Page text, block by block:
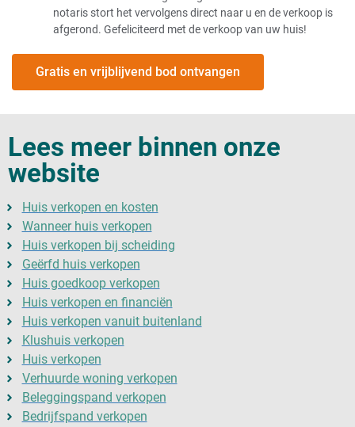
hypotheekwaarde
Huis onder de prijs verkopen
Huis verkopen in de bijstand
Huis verkopen waar beslag op ligt
Huis zonder hypotheekschuld
verkopen
Huis verkopen als de lening nog
loopt?
Huis verkopen met restschuld
zonder NHG
Huis verkopen met
problemen
Huis minder waard door buren
Aso buren en uw huis verkopen?
Huis onderhands verkopen
Onverkoopbaar huis verkopen
Huis snel verkopen na aankoop
Huis in onverdeeldheid verkopen
Huis verkopen met lopende
rechtszaak
verkoop
Verkoop woning
makelaarskosten aftrekbaar
Kosten verkoop huis binnen 3 jaar
Gemiddelde kosten huis
Kosten koper bij verkoop huis
notaris stort het vervolgens direct naar u en de verkoop is
afgerond. Gefeliciteerd met de verkoop van uw huis!
Gratis en vrijblijvend bod ontvangen
Lees meer binnen onze
website
Huis verkopen en kosten
Wanneer huis verkopen
Huis verkopen bij scheiding
Geërfd huis verkopen
Huis goedkoop verkopen
Huis verkopen en financiën
Huis verkopen vanuit buitenland
Klushuis verkopen
Huis verkopen
Verhuurde woning verkopen
Beleggingspand verkopen
Bedrijfspand verkopen